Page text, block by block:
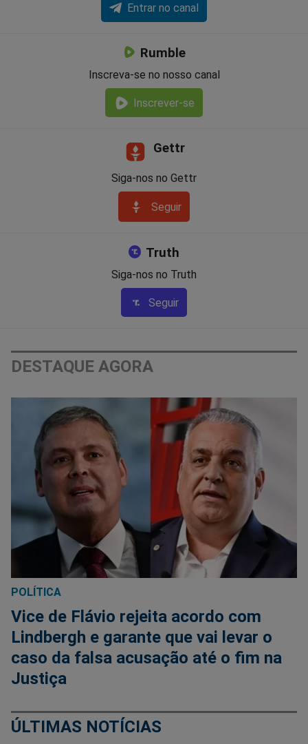
Entrar no canal
Rumble
Inscreva-se no nosso canal
Inscrever-se
Gettr
Siga-nos no Gettr
Seguir
Truth
Siga-nos no Truth
Seguir
DESTAQUE AGORA
POLÍTICA
Vice de Flávio rejeita acordo com
Lindbergh e garante que vai levar o
caso da falsa acusação até o fim na
Justiça
ÚLTIMAS NOTÍCIAS